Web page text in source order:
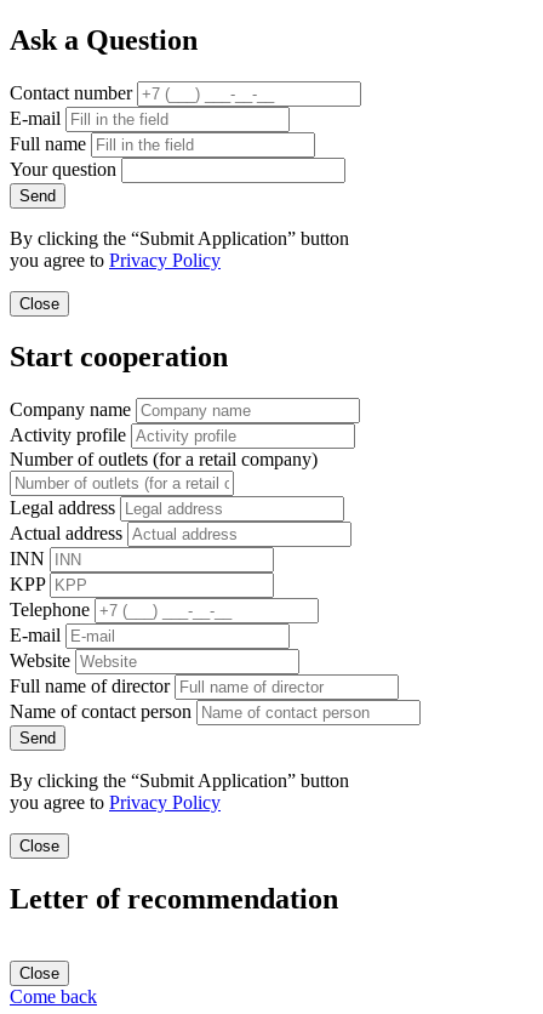
Ask a Question
Contact number
E-mail
Full name
Your question
Send
By clicking the “Submit Application” button
you agree to Privacy Policy
Close
Start cooperation
Company name
Activity profile
Number of outlets (for a retail company)
Legal address
Actual address
INN
KPP
Telephone
E-mail
Website
Full name of director
Name of contact person
Send
By clicking the “Submit Application” button
you agree to Privacy Policy
Close
Letter of recommendation
Close
Come back